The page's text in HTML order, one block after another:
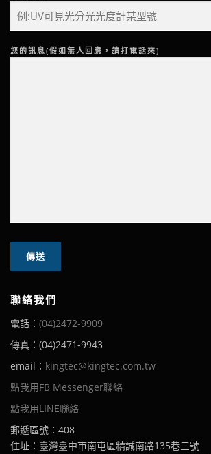
您的訊息(假如無人回應，請打電話來)
聯絡我們
電話： (04)2472-9909
傳真：(04)2471-9943
email： kingtec@kingtec.com.tw
點我用FB Messenger聯絡
點我用LINE聯絡
郵遞區號：408
住址：臺灣臺中市南屯區精誠南路135巷三號